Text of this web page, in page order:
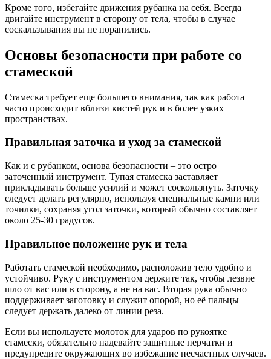
Кроме того, избегайте движения рубанка на себя. Всегда
двигайте инструмент в сторону от тела, чтобы в случае
соскальзывания вы не поранились.
Основы безопасности при работе со
стамеской
Стамеска требует еще большего внимания, так как работа
часто происходит вблизи кистей рук и в более узких
пространствах.
Правильная заточка и уход за стамеской
Как и с рубанком, основа безопасности – это остро
заточенный инструмент. Тупая стамеска заставляет
прикладывать больше усилий и может соскользнуть. Заточку
следует делать регулярно, используя специальные камни или
точилки, сохраняя угол заточки, который обычно составляет
около 25-30 градусов.
Правильное положение рук и тела
Работать стамеской необходимо, расположив тело удобно и
устойчиво. Руку с инструментом держите так, чтобы лезвие
шло от вас или в сторону, а не на вас. Вторая рука обычно
поддерживает заготовку и служит опорой, но её пальцы
следует держать далеко от линии реза.
Если вы используете молоток для ударов по рукоятке
стамески, обязательно надевайте защитные перчатки и
предупредите окружающих во избежание несчастных случаев.